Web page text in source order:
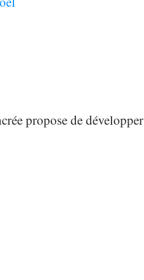
propose de développer